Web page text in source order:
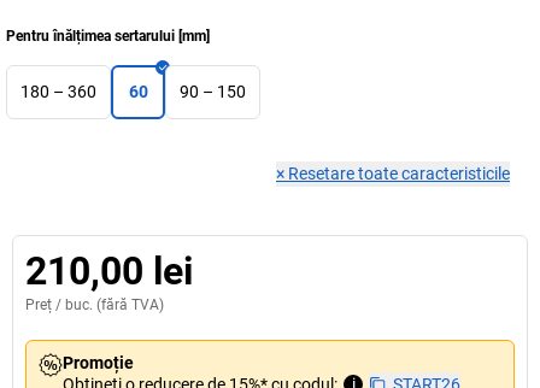
Pentru înălțimea sertarului [mm]
180 – 360 60 90 – 150
× Resetare toate caracteristicile
210,00 lei
Preț / buc. (fără TVA)
Promoție